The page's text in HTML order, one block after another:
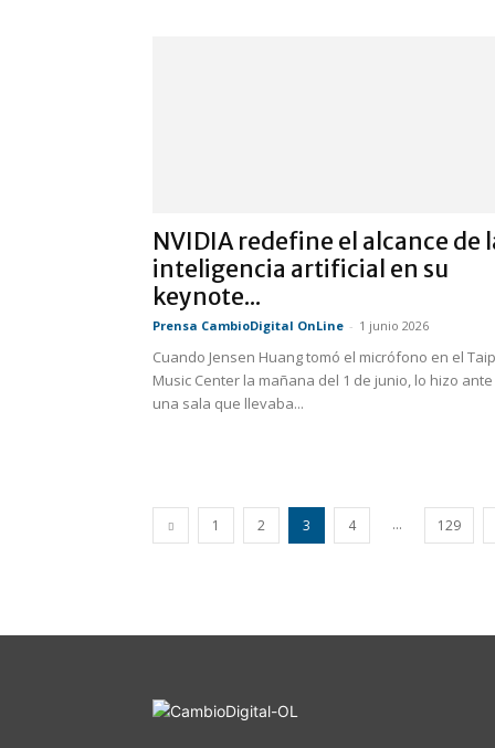
NVIDIA redefine el alcance de
inteligencia artificial en su
keynote...
Prensa CambioDigital OnLine - 1 junio 2026
Cuando Jensen Huang tomó el micrófono en el
Music Center la mañana del 1 de junio, lo hizo ante
una sala que llevaba...
1 2 3 4 ... 129